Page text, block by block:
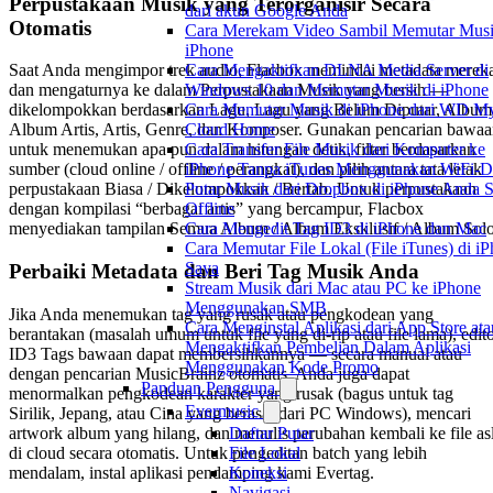
dari akun Google Anda
Cara Merekam Video Sambil Memutar
iPhone
Cara Mengaktifkan DLNA Media Server di
Windows 10 dan Memutar Musik di iPhone
Cara Memutar Musik di iPhone dari WD
Cloud Home
Cara Transfer File Musik dari Komputer ke
iPhone Tanpa iTunes Menggunakan WiFi-
Putar Musik dari Dropbox di iPhone Anda
Offline
Cara Mengedit Tag ID3 di iPhone dan Mac
Cara Memutar File Lokal (File iTunes) di
Saya
Stream Musik dari Mac atau PC ke iPhone
Menggunakan SMB
Cara Menginstal Aplikasi dari App Store
Mengaktifkan Pembelian Dalam Aplikasi
Menggunakan Kode Promo
Panduan Pengguna
Evermusic
Daftar Putar
File Lokal
Koneksi
Otomatis
Saat Anda mengimpor trek audio, Flacbox memindai metadata
dan mengaturnya ke dalam Perpustakaan Musik yang bersih —
dikelompokkan berdasarkan Lagu, Lagu yang Belum Diputar,
Album Artis, Artis, Genre, dan Komposer. Gunakan pencarian
untuk menemukan apa pun dalam hitungan detik, filter berdasarkan
sumber (cloud online / offline / perangkat), dan pilih antara tata letak
perpustakaan Biasa / Dikelompokkan / Bertab. Untuk perpustakaan
dengan kompilasi “berbagai artis” yang bercampur, Flacbox
menyediakan tampilan Semua Album / Album Eksklusif / Album
Perbaiki Metadata dan Beri Tag Musik Anda
Jika Anda menemukan tag yang rusak atau pengkodean yang
berantakan (masalah umum untuk file yang di-rip atau file lama),
ID3 Tags bawaan dapat membersihkannya — secara manual atau
dengan pencarian MusicBrainz otomatis. Anda juga dapat
menormalkan pengkodean karakter yang rusak (bagus untuk tag
Sirilik, Jepang, atau Cina yang berasal dari PC Windows), mencari
artwork album yang hilang, dan menulis perubahan kembali ke file
di cloud secara otomatis. Untuk pengeditan batch yang lebih
mendalam, instal aplikasi pendamping kami Evertag.